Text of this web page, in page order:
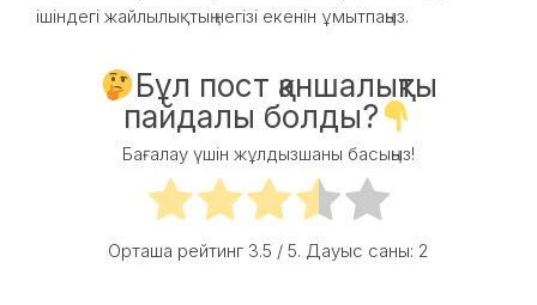
ішіндегі жайлылықтың негізі екенін ұмытпаңыз.
Бұл пост қаншалықты
пайдалы болды?
Бағалау үшін жұлдызшаны басыңыз!
Орташа рейтинг 3.5 / 5. Дауыс саны: 2